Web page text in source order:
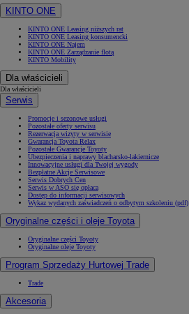
KINTO ONE
KINTO ONE Leasing niższych rat
KINTO ONE Leasing konsumencki
KINTO ONE Najem
KINTO ONE Zarządzanie flotą
KINTO Mobility
Dla właścicieli
Dla właścicieli
Serwis
Promocje i sezonowe usługi
Pozostałe oferty serwisu
Rezerwacja wizyty w serwisie
Gwarancja Toyota Relax
Pozostałe Gwarancje Toyoty
Ubezpieczenia i naprawy blacharsko-lakiernicze
Innowacyjne usługi dla Twojej wygody
Bezpłatne Akcje Serwisowe
Serwis Dobrych Cen
Serwis w ASO się opłaca
Dostęp do informacji serwisowych
Wykaz wydanych zaświadczeń o odbytym szkoleniu (pdf)
Oryginalne części i oleje Toyota
Oryginalne części Toyoty
Oryginalne oleje Toyoty
Program Sprzedaży Hurtowej Trade
Trade
Akcesoria